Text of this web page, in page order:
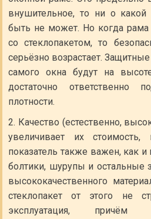
внушительное, то ни о
быть не может. Но когда рама
со стеклопакетом, то
серьёзно возрастает.
самого окна будут на
достаточно ответственно
плотности.
Качество (естественно,
увеличивает их
показатель также важен, как и
болтики, шурупы и остальные
высококачественного
стеклопакет от этого не
эксплуатация, причём